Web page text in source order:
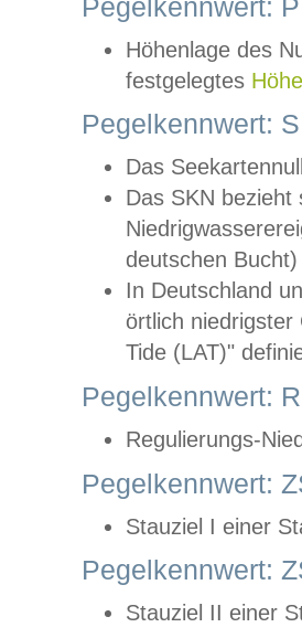
Pegelkennwert:
Höhenlage des
festgelegtes
Pegelkennwert:
Das
Das SKN
deutschen
In Deutschland
örtlich
Tide (LAT)"
Pegelkennwert:
Regulierungs-
Pegelkennwert:
Stauziel I einer
Pegelkennwert:
Stauziel II einer